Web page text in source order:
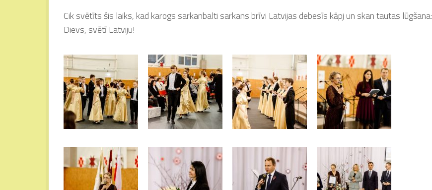
Cik svētīts šis laiks, kad karogs sarkanbalti sarkans brīvi Latvijas debesīs kāpj un skan tautas lūgšana:
Dievs, svētī Latviju!